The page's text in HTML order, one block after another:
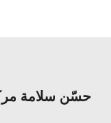
حسّن سلامة